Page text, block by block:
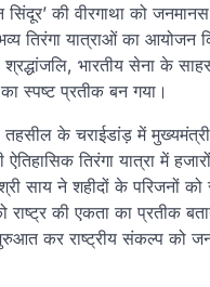
की वीरगाथा को
तिरंगा यात्राओं का आयोजन
भारतीय सेना के
स्पष्ट प्रतीक बन गया।
के चराईडांड़ में मुख्यमंत्री
तिरंगा यात्रा में
साय ने शहीदों के परिजनों को
की एकता का प्रतीक
कर राष्ट्रीय संकल्प को